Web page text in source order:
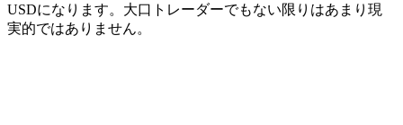
USDになります。大口トレーダーでもない限りはあまり現
実的ではありません。